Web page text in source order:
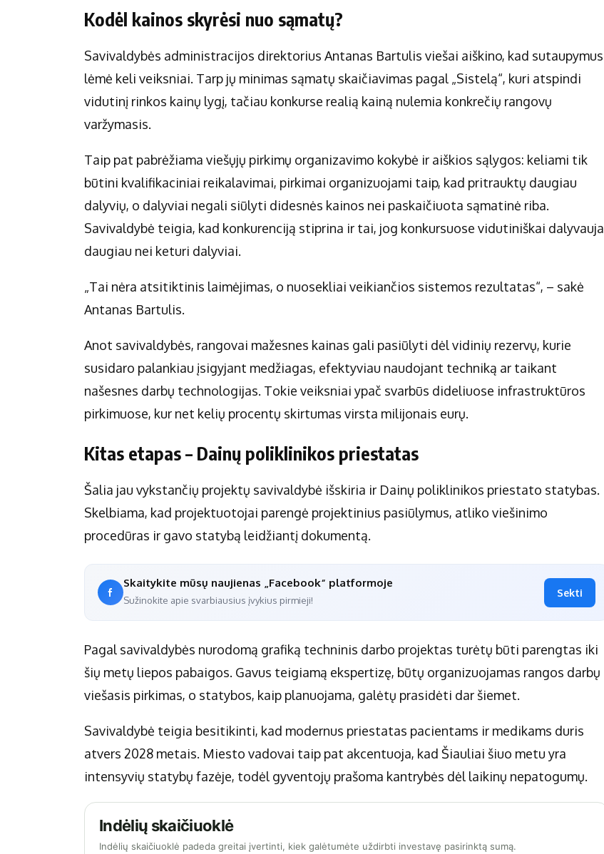
Kodėl kainos skyrėsi nuo sąmatų?
Savivaldybės administracijos direktorius Antanas Bartulis viešai aiškino, kad sutaupymus
lėmė keli veiksniai. Tarp jų minimas sąmatų skaičiavimas pagal „Sistelą“, kuri atspindi
vidutinį rinkos kainų lygį, tačiau konkurse realią kainą nulemia konkrečių rangovų
varžymasis.
Taip pat pabrėžiama viešųjų pirkimų organizavimo kokybė ir aiškios sąlygos: keliami tik
būtini kvalifikaciniai reikalavimai, pirkimai organizuojami taip, kad pritrauktų daugiau
dalyvių, o dalyviai negali siūlyti didesnės kainos nei paskaičiuota sąmatinė riba.
Savivaldybė teigia, kad konkurenciją stiprina ir tai, jog konkursuose vidutiniškai dalyvauja
daugiau nei keturi dalyviai.
„Tai nėra atsitiktinis laimėjimas, o nuosekliai veikiančios sistemos rezultatas“, – sakė
Antanas Bartulis.
Anot savivaldybės, rangovai mažesnes kainas gali pasiūlyti dėl vidinių rezervų, kurie
susidaro palankiau įsigyjant medžiagas, efektyviau naudojant techniką ar taikant
našesnes darbų technologijas. Tokie veiksniai ypač svarbūs dideliuose infrastruktūros
pirkimuose, kur net kelių procentų skirtumas virsta milijonais eurų.
Kitas etapas – Dainų poliklinikos priestatas
Šalia jau vykstančių projektų savivaldybė išskiria ir Dainų poliklinikos priestato statybas.
Skelbiama, kad projektuotojai parengė projektinius pasiūlymus, atliko viešinimo
procedūras ir gavo statybą leidžiantį dokumentą.
Skaitykite mūsų naujienas „Facebook“ platformoje
Sužinokite apie svarbiausius įvykius pirmieji!
Sekti
Pagal savivaldybės nurodomą grafiką techninis darbo projektas turėtų būti parengtas iki
šių metų liepos pabaigos. Gavus teigiamą ekspertizę, būtų organizuojamas rangos darbų
viešasis pirkimas, o statybos, kaip planuojama, galėtų prasidėti dar šiemet.
Savivaldybė teigia besitikinti, kad modernus priestatas pacientams ir medikams duris
atvers 2028 metais. Miesto vadovai taip pat akcentuoja, kad Šiauliai šiuo metu yra
intensyvių statybų fazėje, todėl gyventojų prašoma kantrybės dėl laikinų nepatogumų.